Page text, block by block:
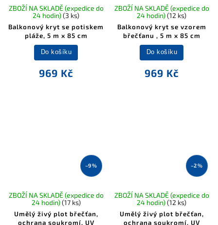
Balkonový kryt se potiskem
pláže, 5 m x 85 cm
ZBOŽÍ NA SKLADĚ (expedice do
24 hodin)(3 ks)
969 Kč
Do košíku
Balkonový kryt se vzorem
břečťanu , 5 m x 85 cm
ZBOŽÍ NA SKLADĚ (expedice do
24 hodin)(12 ks)
969 Kč
Do košíku
–9 %
Umělý živý plot břečťan,
ochrana soukromí, UV
ZBOŽÍ NA SKLADĚ (expedice do
24 hodin)(17 ks)
–2 %
Umělý živý plot břečťan,
ochrana soukromí, UV
ZBOŽÍ NA SKLADĚ (expedice do
24 hodin)(12 ks)